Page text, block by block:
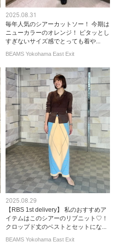
2025.08.31
毎年人気のシアーカットソー！ 今期は
ニューカラーのオレンジ！ ピタッとし
すぎないサイズ感でとっても着や...
BEAMS Yokohama East Exit
2025.08.29
【RBS 1st delivery】 私のおすすめア
イテムはこのシアーのリブニット♡！
クロップド丈のベストとセットにな...
BEAMS Yokohama East Exit